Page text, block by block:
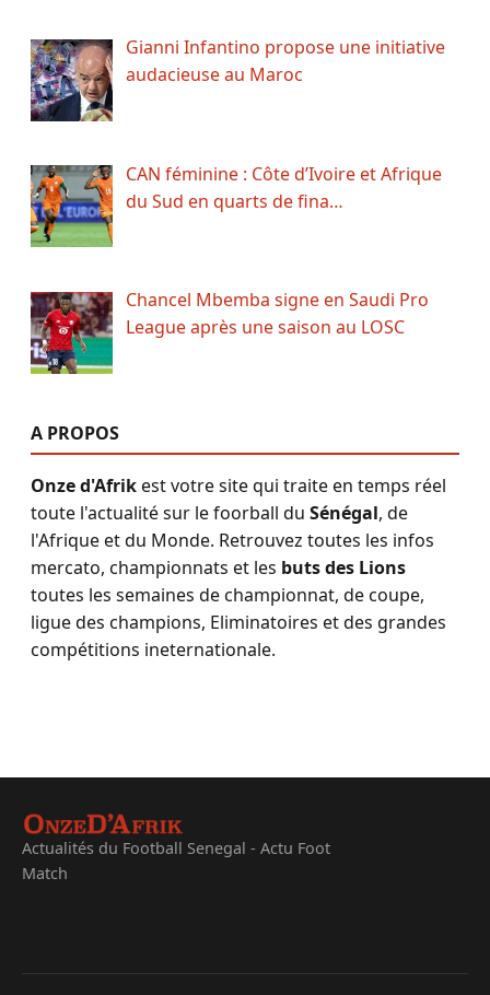
Gianni Infantino propose une initiative
audacieuse au Maroc
CAN féminine : Côte d’Ivoire et Afrique
du Sud en quarts de fina…
Chancel Mbemba signe en Saudi Pro
League après une saison au LOSC
A PROPOS
Onze d'Afrikest votre site qui traite en temps réel
toute l'actualité sur le foorball du Sénégal, de
l'Afrique et du Monde. Retrouvez toutes les infos
mercato, championnats et les buts des Lions
toutes les semaines de championnat, de coupe,
ligue des champions, Eliminatoires et des grandes
compétitions ineternationale.
Actualités du Football Senegal - Actu Foot
Match